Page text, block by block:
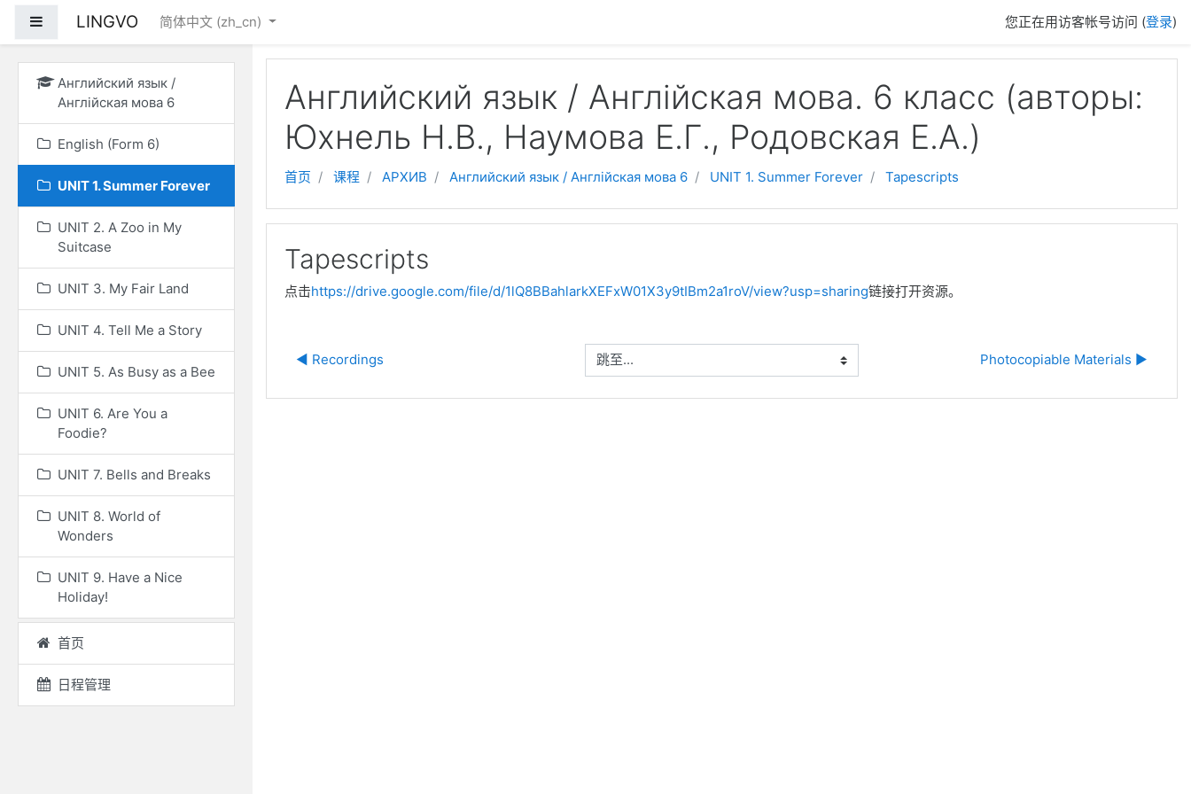
停靠面板LINGVO 简体中文 ‎(zh_cn)‎ 您正在用访客帐号访问 (登录)
Английский язык /
Англійская мова 6
English (Form 6)
UNIT 1. Summer Forever
UNIT 2. A Zoo in My
Suitcase
UNIT 3. My Fair Land
UNIT 4. Tell Me a Story
UNIT 5. As Busy as a Bee
UNIT 6. Are You a
Foodie?
UNIT 7. Bells and Breaks
UNIT 8. World of
Wonders
UNIT 9. Have a Nice
Holiday!
首页
日程管理
Английский язык / Англійская мова. 6 класc (авторы:
Юхнель Н.В., Наумова Е.Г., Родовская Е.А.)
首页 课程 АРХИВ Английский язык / Англійская мова 6 UNIT 1. Summer Forever Tapescripts
Tapescripts
点击https://drive.google.com/file/d/1lQ8BBahlarkXEFxW01X3y9tIBm2a1roV/view?usp=sharing链接打开资源。
◀︎ Recordings 跳至... Photocopiable Materials ▶︎